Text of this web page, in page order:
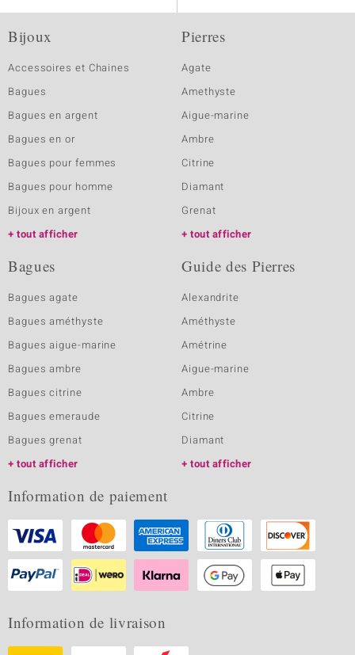
Bijoux
Accessoires et Chaines
Bagues
Bagues en argent
Bagues en or
Bagues pour femmes
Bagues pour homme
Bijoux en argent
tout afficher
Pierres
Agate
Amethyste
Aigue-marine
Ambre
Citrine
Diamant
Grenat
tout afficher
Bagues
Bagues agate
Bagues améthyste
Bagues aigue-marine
Bagues ambre
Bagues citrine
Bagues emeraude
Bagues grenat
tout afficher
Guide des Pierres
Alexandrite
Améthyste
Amétrine
Aigue-marine
Ambre
Citrine
Diamant
tout afficher
Information de paiement
Information de livraison